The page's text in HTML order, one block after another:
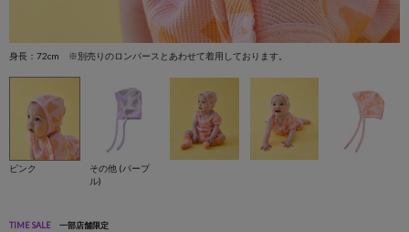
身長：72cm ※別売りのロンパースとあわせて着用しております。
ピンク
その他 (パープ
ル)
TIME SALE 一部店舗限定